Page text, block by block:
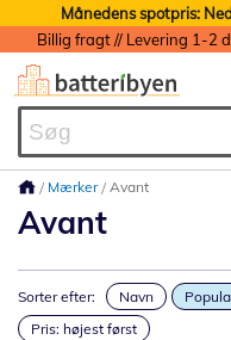
Månedens spotpris:
Mærker Avant
Avant
Sorter efter: Navn
Pris: højest først